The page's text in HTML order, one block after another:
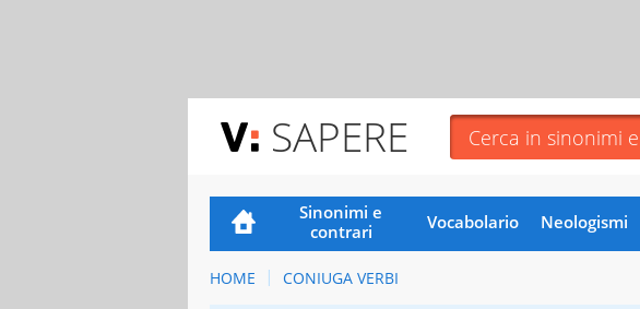
SAPERE
Sinonimi e
contrari
Vocabolario Neologismi
HOME CONIUGA VERBI